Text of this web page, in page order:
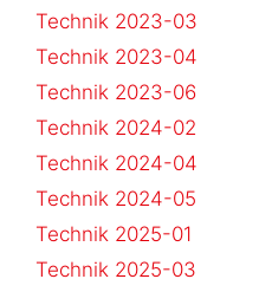
Technik 2023-03
Technik 2023-04
Technik 2023-06
Technik 2024-02
Technik 2024-04
Technik 2024-05
Technik 2025-01
Technik 2025-03